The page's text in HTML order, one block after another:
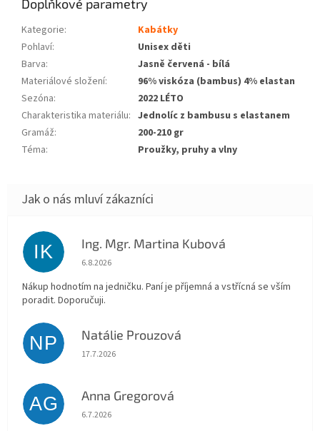
Doplňkové parametry
Kategorie:
Kabátky
Pohlaví:
Unisex děti
Barva:
Jasně červená - bílá
Materiálové složení:
96% viskóza (bambus) 4% elastan
Sezóna:
2022 LÉTO
Charakteristika materiálu: Jednolíc z bambusu s elastanem
Gramáž:
200-210 gr
Téma: Proužky, pruhy a vlny
IK Ing. Mgr. Martina Kubová
Hodnocení obchodu je 5 z 5 hvězdiček.
6.8.2026
Nákup hodnotím na jedničku. Paní je příjemná a vstřícná se vším
poradit. Doporučuji.
NP Natálie Prouzová
Hodnocení obchodu je 5 z 5 hvězdiček.
17.7.2026
AG Anna Gregorová
Hodnocení obchodu je 5 z 5 hvězdiček.
6.7.2026